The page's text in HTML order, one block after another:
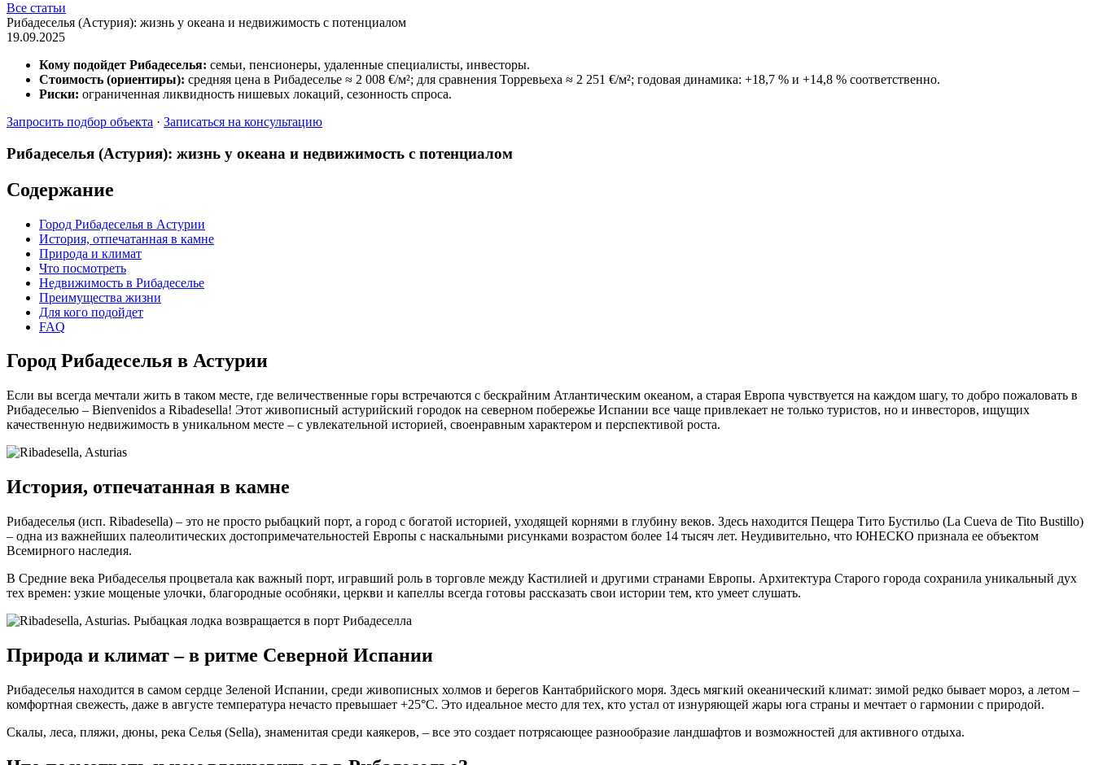
Все статьи
Рибадеселья (Астурия): жизнь у океана и недвижимость с потенциалом
19.09.2025
Кому подойдет Рибадеселья: семьи, пенсионеры, удаленные специалисты, инвесторы.
Стоимость (ориентиры): средняя цена в Рибадеселье ≈ 2 008 €/м²; для сравнения Торревьеха ≈ 2 251 €/м²; годовая динамика: +18,7 % и +14,8 % соответственно.
Риски: ограниченная ликвидность нишевых локаций, сезонность спроса.
Запросить подбор объекта · Записаться на консультацию
Рибадеселья (Астурия): жизнь у океана и недвижимость с потенциалом
Содержание
Город Рибадеселья в Астурии
История, отпечатанная в камне
Природа и климат
Что посмотреть
Недвижимость в Рибадеселье
Преимущества жизни
Для кого подойдет
FAQ
Город Рибадеселья в Астурии
Если вы всегда мечтали жить в таком месте, где величественные горы встречаются с бескрайним Атлантическим океаном, а старая Европа чувствуется на каждом шагу, то добро пожаловать в
Рибадеселью – Bienvenidos a Ribadesella! Этот живописный астурийский городок на северном побережье Испании все чаще привлекает не только туристов, но и инвесторов, ищущих
качественную недвижимость в уникальном месте – с увлекательной историей, своенравным характером и перспективой роста.
История, отпечатанная в камне
Рибадеселья (исп. Ribadesella) – это не просто рыбацкий порт, а город с богатой историей, уходящей корнями в глубину веков. Здесь находится Пещера Тито Бустильо (La Cueva de Tito Bustillo)
– одна из важнейших палеолитических достопримечательностей Европы с наскальными рисунками возрастом более 14 тысяч лет. Неудивительно, что ЮНЕСКО признала ее объектом
Всемирного наследия.
В Средние века Рибадеселья процветала как важный порт, игравший роль в торговле между Кастилией и другими странами Европы. Архитектура Старого города сохранила уникальный дух
тех времен: узкие мощеные улочки, благородные особняки, церкви и капеллы всегда готовы рассказать свои истории тем, кто умеет слушать.
Природа и климат – в ритме Северной Испании
Рибадеселья находится в самом сердце Зеленой Испании, среди живописных холмов и берегов Кантабрийского моря. Здесь мягкий океанический климат: зимой редко бывает мороз, а летом –
комфортная свежесть, даже в августе температура нечасто превышает +25°C. Это идеальное место для тех, кто устал от изнуряющей жары юга страны и мечтает о гармонии с природой.
Скалы, леса, пляжи, дюны, река Селья (Sella), знаменитая среди каякеров, – все это создает потрясающее разнообразие ландшафтов и возможностей для активного отдыха.